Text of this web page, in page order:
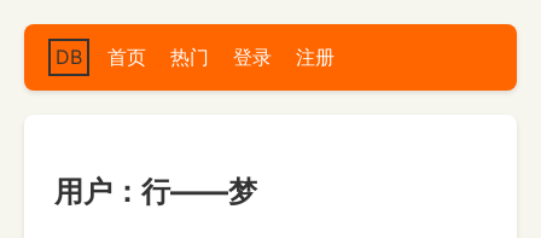
DB 首页 热门 登录 注册
用户：行——梦